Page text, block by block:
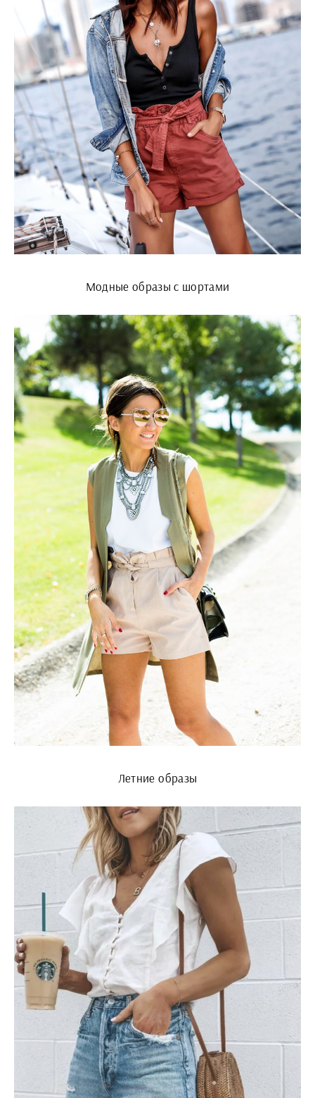
Модные образы с шортами
Летние образы